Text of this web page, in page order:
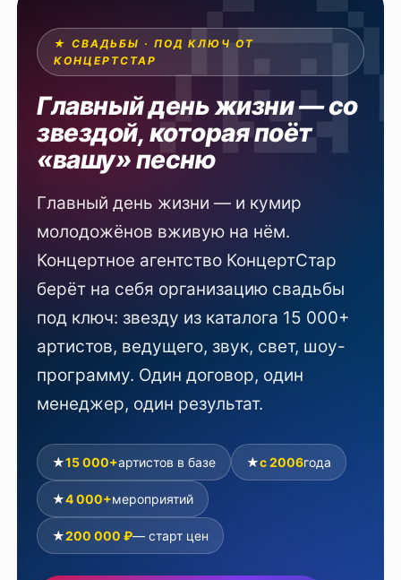
★ СВАДЬБЫ · ПОД КЛЮЧ ОТ
КОНЦЕРТСТАР
Главный день жизни — со
звездой, которая поёт
«вашу» песню
Главный день жизни — и кумир
молодожёнов вживую на нём.
Концертное агентство КонцертСтар
берёт на себя организацию свадьбы
под ключ: звезду из каталога 15 000+
артистов, ведущего, звук, свет, шоу-
программу. Один договор, один
менеджер, один результат.
★15 000+артистов в базе ★с 2006года
★4 000+мероприятий
★200 000 ₽— старт цен